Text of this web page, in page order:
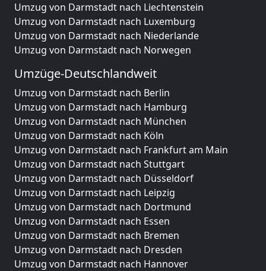
Umzug von Darmstadt nach Liechtenstein
Umzug von Darmstadt nach Luxemburg
Umzug von Darmstadt nach Niederlande
Umzug von Darmstadt nach Norwegen
Umzüge-Deutschlandweit
Umzug von Darmstadt nach Berlin
Umzug von Darmstadt nach Hamburg
Umzug von Darmstadt nach München
Umzug von Darmstadt nach Köln
Umzug von Darmstadt nach Frankfurt am Main
Umzug von Darmstadt nach Stuttgart
Umzug von Darmstadt nach Düsseldorf
Umzug von Darmstadt nach Leipzig
Umzug von Darmstadt nach Dortmund
Umzug von Darmstadt nach Essen
Umzug von Darmstadt nach Bremen
Umzug von Darmstadt nach Dresden
Umzug von Darmstadt nach Hannover